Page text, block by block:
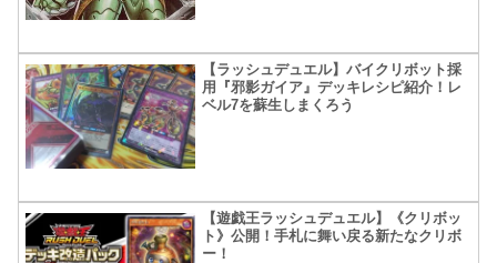
【ラッシュデュエル】バイクリボット採
用『邪影ガイア』デッキレシピ紹介！レ
ベル7を蘇生しまくろう
【遊戯王ラッシュデュエル】《クリボッ
ト》公開！手札に舞い戻る新たなクリボ
ー！